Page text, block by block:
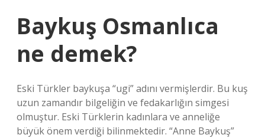
Baykuş Osmanlıca
ne demek?
Eski Türkler baykuşa “ugi” adını vermişlerdir. Bu kuş
uzun zamandır bilgeliğin ve fedakarlığın simgesi
olmuştur. Eski Türklerin kadınlara ve anneliğe
büyük önem verdiği bilinmektedir. “Anne Baykuş”